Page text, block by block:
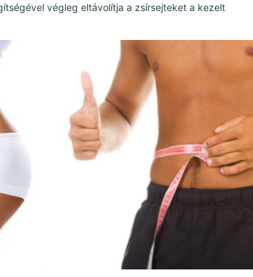
végleg eltávolítja a zsírsejteket a kezelt